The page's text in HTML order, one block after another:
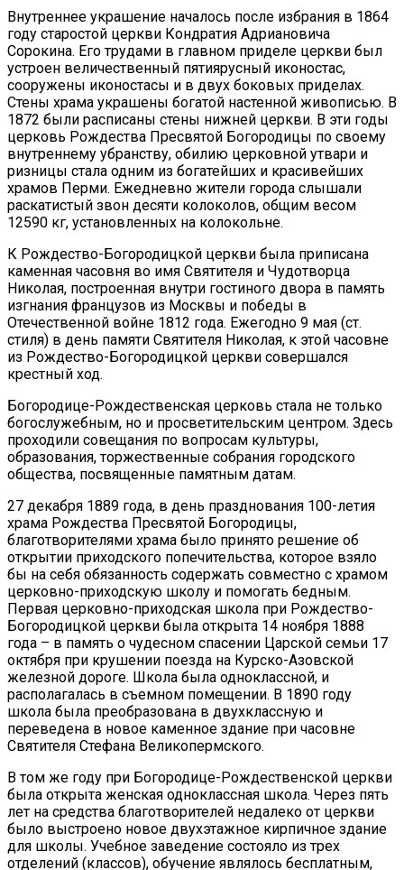
Внутреннее украшение началось после избрания в 1864
году старостой церкви Кондратия Адриановича
Сорокина. Его трудами в главном приделе церкви был
устроен величественный пятиярусный иконостас,
сооружены иконостасы и в двух боковых приделах.
Стены храма украшены богатой настенной живописью. В
1872 были расписаны стены нижней церкви. В эти годы
церковь Рождества Пресвятой Богородицы по своему
внутреннему убранству, обилию церковной утвари и
ризницы стала одним из богатейших и красивейших
храмов Перми. Ежедневно жители города слышали
раскатистый звон десяти колоколов, общим весом
12590 кг, установленных на колокольне.
К Рождество-Богородицкой церкви была приписана
каменная часовня во имя Святителя и Чудотворца
Николая, построенная внутри гостиного двора в память
изгнания французов из Москвы и победы в
Отечественной войне 1812 года. Ежегодно 9 мая (ст.
стиля) в день памяти Святителя Николая, к этой часовне
из Рождество-Богородицкой церкви совершался
крестный ход.
Богородице-Рождественская церковь стала не только
богослужебным, но и просветительским центром. Здесь
проходили совещания по вопросам культуры,
образования, торжественные собрания городского
общества, посвященные памятным датам.
27 декабря 1889 года, в день празднования 100-летия
храма Рождества Пресвятой Богородицы,
благотворителями храма было принято решение об
открытии приходского попечительства, которое взяло
бы на себя обязанность содержать совместно с храмом
церковно-приходскую школу и помогать бедным.
Первая церковно-приходская школа при Рождество-
Богородицкой церкви была открыта 14 ноября 1888
года – в память о чудесном спасении Царской семьи 17
октября при крушении поезда на Курско-Азовской
железной дороге. Школа была одноклассной, и
располагалась в съемном помещении. В 1890 году
школа была преобразована в двухклассную и
переведена в новое каменное здание при часовне
Святителя Стефана Великопермского.
В том же году при Богородице-Рождественской церкви
была открыта женская одноклассная школа. Через пять
лет на средства благотворителей недалеко от церкви
было выстроено новое двухэтажное кирпичное здание
для школы. Учебное заведение состояло из трех
отделений (классов), обучение являлось бесплатным,